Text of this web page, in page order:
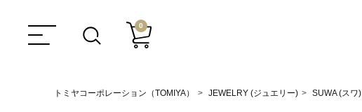
0
トミヤコーポレーション（TOMIYA） JEWELRY (ジュエリー) SUWA (スワ)